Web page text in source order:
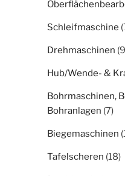
Schleifmaschine
Drehmaschinen
Hub/Wende- &
Bohrmaschinen,
Bohranlagen (7)
Biegemaschinen
Tafelscheren (18)